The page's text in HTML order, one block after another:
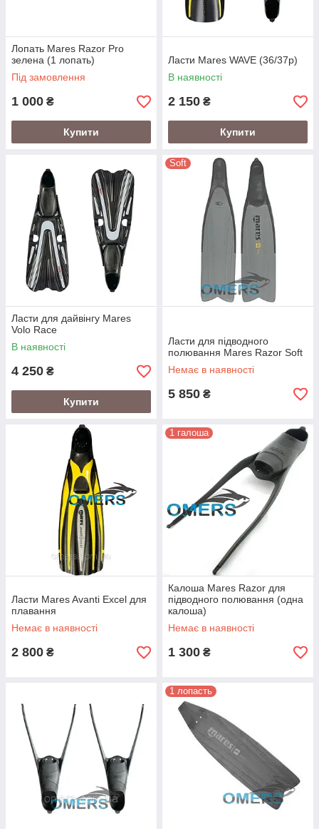
Лопать Mares Razor Pro
зелена (1 лопать)
Під замовлення
1 000 ₴
Купити
Ласти Mares WAVE (36/37р)
В наявності
2 150 ₴
Купити
Ласти для дайвінгу Mares
Volo Race
В наявності
4 250 ₴
Купити
Soft
Ласти для підводного
полювання Mares Razor Soft
Немає в наявності
5 850 ₴
Ласти Mares Avanti Excel для
плавання
Немає в наявності
2 800 ₴
1 галоша
Калоша Mares Razor для
підводного полювання (одна
калоша)
Немає в наявності
1 300 ₴
1 лопасть